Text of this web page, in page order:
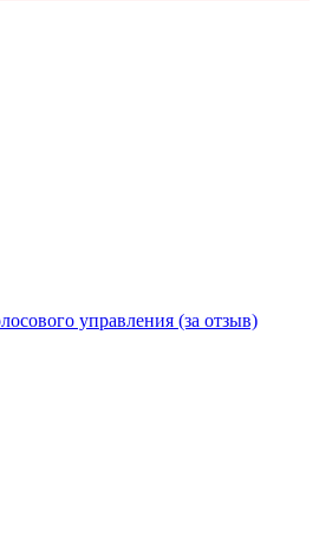
управления (за отзыв)